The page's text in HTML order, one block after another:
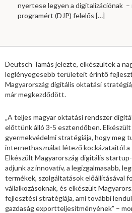
nyertese legyen a digitalizációnak
programért (DJP) felelős […]
Deutsch Tamás jelezte, elkészültek a
leglényegesebb területeit érintő
Magyarország digitális oktatási
már megkezdődött.
„A teljes magyar oktatási rendszer
előttünk álló 3-5 esztendőben. Elkészült
gyermekvédelmi stratégiája, hogy meg
internethasználat létező kockázataitól
Elkészült Magyarország digitális
adjunk az innovatív, a legizgalmasabb,
termékek, szolgáltatások előállításával
vállalkozásoknak, és elkészült
fejlesztési stratégiája, ami további
gazdaság exportteljesítményének” –